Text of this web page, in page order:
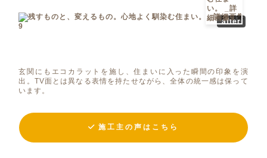
after
玄関にもエコカラットを施し、住まいに入った瞬間の印象を演
出。TV面とは異なる表情を持たせながら、全体の統一感は保って
います。
施工主の声はこちら